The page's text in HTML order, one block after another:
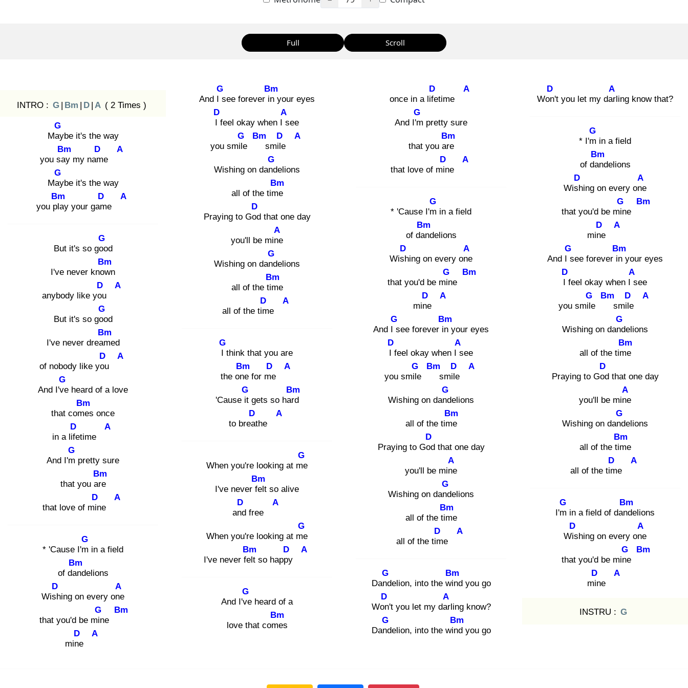
Full Scroll
INTRO : G | Bm | D | A ( 2 Times )
May
G
be it's the way
you say
Bm
my nam
D
e
A
May
G
be it's the way
you pla
Bm
y your gam
D
e
A
But it's so goo
G
d
I've never know
Bm
n
anybody like you
D A
But it's so goo
G
d
I've never dream
Bm
ed
of nobody like you
D A
And I've
G
heard of a love
that come
Bm
s once
in a life
D
time
A
And I'm
G
pretty sure
that you are
Bm
that love of min
D
e
A
* 'Cause I'm
G
in a field
of dan
Bm
delions
Wish
D
ing on every one
A
that you'd be min
G
e
Bm
mine
D A
And I s
G
ee forever in
Bm
your eyes
I f
D
eel okay when I s
A
ee
you smile
G
Bm
smile
D A
Wishing on dand
G
elions
all of the time
Bm
Praying to God
D
that one day
you'll be mine
A
Wishing on dand
G
elions
all of the tim
Bm
e
all of the tim
D
e
A
I t
G
hink that you are
the one
Bm
for me
D A
'Cause it
G
gets so hard
Bm
to breat
D
he
A
When you're looking at me
G
I've never fel
Bm
t so alive
and
D
free
A
When you're looking at me
G
I've never felt
Bm
so happy
D A
And I've
G
heard of a
love that come
Bm
s
once in a life
D
time
A
And I'm
G
pretty sure
that you are
Bm
that love of min
D
e
A
* 'Cause I'm
G
in a field
of dan
Bm
delions
Wish
D
ing on every one
A
that you'd be min
G
e
Bm
mine
D A
And I s
G
ee forever in
Bm
your eyes
I f
D
eel okay when I s
A
ee
you smile
G
Bm
smile
D A
Wishing on dand
G
elions
all of the time
Bm
Praying to God
D
that one day
you'll be mine
A
Wishing on dand
G
elions
all of the tim
Bm
e
all of the tim
D
e
A
Dand
G
elion, into the win
Bm
d you go
Won'
D
t you let my darl
A
ing know?
Dand
G
elion, into the wind
Bm
you go
Won'
D
t you let my darl
A
ing know that?
* I'm
G
in a field
of dan
Bm
delions
Wish
D
ing on every one
A
that you'd be min
G
e
Bm
mine
D A
And I s
G
ee forever in
Bm
your eyes
I f
D
eel okay when I s
A
ee
you smile
G
Bm
smile
D A
Wishing on dand
G
elions
all of the time
Bm
Praying to God
D
that one day
you'll be mine
A
Wishing on dand
G
elions
all of the tim
Bm
e
all of the tim
D
e
A
I'm
G
in a field of dand
Bm
elions
Wis
D
hing on every one
A
that you'd be mine
G Bm
min
D
e
A
INSTRU : G